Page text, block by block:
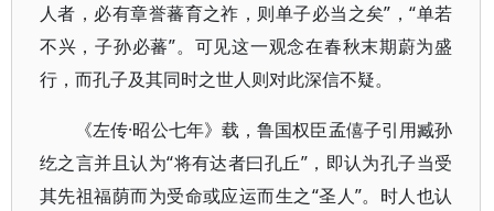
人者，必有章誉蕃育之祚，则单子必当之矣”，“单若
不兴，子孙必蕃”。可见这一观念在春秋末期蔚为盛
行，而孔子及其同时之世人则对此深信不疑。
《左传·昭公七年》载，鲁国权臣孟僖子引用臧孙
纥之言并且认为“将有达者曰孔丘”，即认为孔子当受
其先祖福荫而为受命或应运而生之“圣人”。时人也认